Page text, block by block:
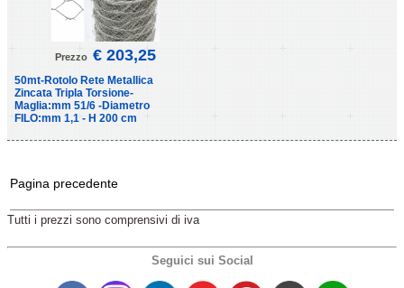
Prezzo € 203,25
50mt-Rotolo Rete Metallica
Zincata Tripla Torsione-
Maglia:mm 51/6 -Diametro
FILO:mm 1,1 - H 200 cm
Pagina precedente
Tutti i prezzi sono comprensivi di iva
Seguici sui Social